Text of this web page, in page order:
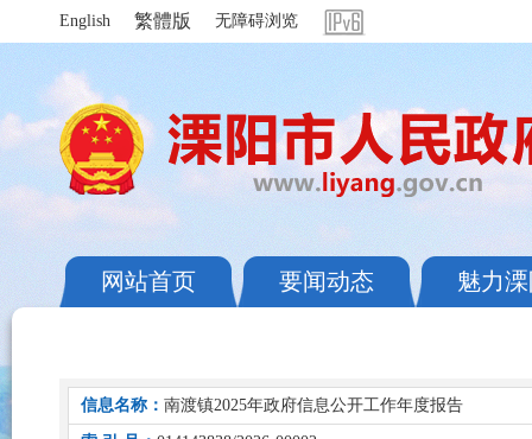
English 繁體版 无障碍浏览
网站首页 要闻动态 魅力
信息名称： 南渡镇2025年政府信息公开工作年度报告